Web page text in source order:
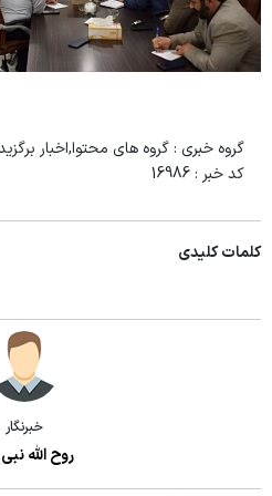
گروه خبری : گروه های محتوا,اخبار
کد خبر : 16986
کلمات کلیدی
خبرنگار
روح الله